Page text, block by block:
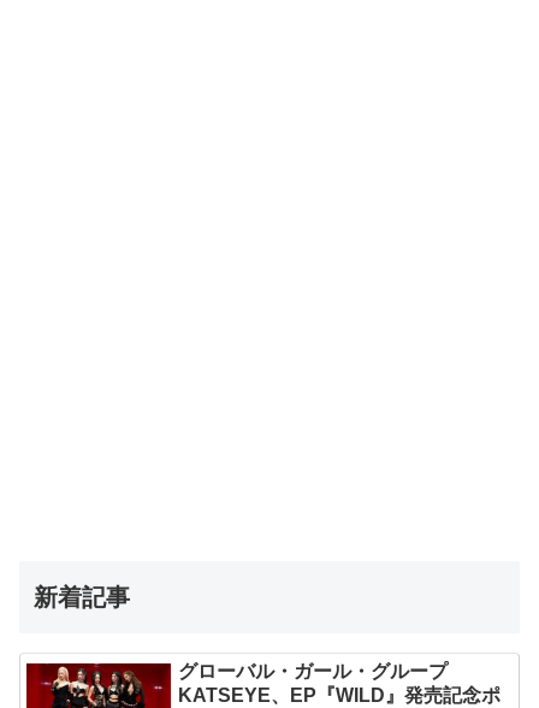
新着記事
グローバル・ガール・グループ
KATSEYE、EP『WILD』発売記念ポ